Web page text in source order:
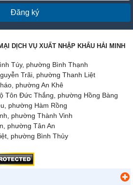
Đăng ký
DỊCH VỤ XUẤT NHẬP KHẨU HẢI MINH
Túy, phường Bình Thạnh
Trãi, phường Thanh Liệt
phường An Khê
Tôn Đức Thắng, phường Hồng Bàng
phường Hàm Rồng
phường Thành Vinh
phường Tân An
phường Bình Thủy